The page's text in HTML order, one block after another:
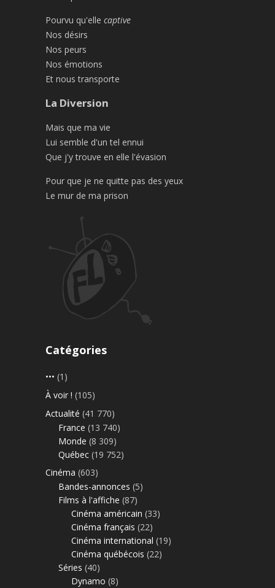
Pourvu qu'elle captive
Nos désirs
Nos peurs
Nos émotions
Et nous transporte
La Diversion
Mais que ma vie
Lui semble d'un tel ennui
Que j'y trouve en elle l'évasion
Pour que je ne quitte pas des yeux
Le mur de ma prison
Catégories
••• (1)
À voir ! (105)
Actualité (41 770)
France (13 740)
Monde (8 309)
Québec (19 752)
Cinéma (603)
Bandes-annonces (5)
Films à l'affiche (87)
Cinéma américain (33)
Cinéma français (22)
Cinéma international (19)
Cinéma québécois (22)
Séries (40)
Dynamo (8)